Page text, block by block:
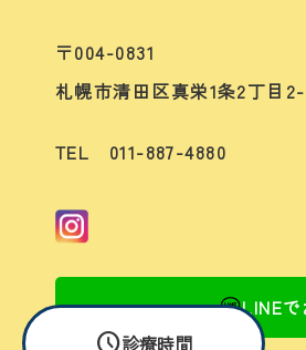
〒004-0831
札幌市清田区真栄1条2丁目
TEL 011-887-4880
LINE
schedule診療時間